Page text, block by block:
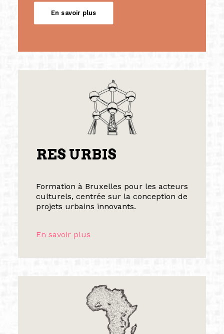
En savoir plus
RES URBIS
Formation à Bruxelles pour les acteurs
culturels, centrée sur la conception de
projets urbains innovants.
En savoir plus